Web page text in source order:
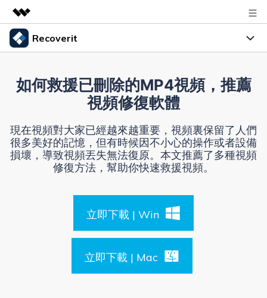
精選產品
實用工具
商務
新聞中心
Recoverit
資料備份
資源
解決檔案問題
查找更多解決方案
如何救援已刪除的MP4視頻，推薦
視頻修復軟體
現在視頻對大家已經越來越重要，視頻裏保留了人們
很多美好的記憶，但有時候因不小心的操作或者設備
損壞，導致視頻丟失無法復原。本文推薦了多種視頻
修復方法，幫助你快速救援視頻。
立即下載 | Win
立即下載 | Mac